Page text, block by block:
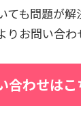
ても問題が解
りお問い合わ
合わせはこ